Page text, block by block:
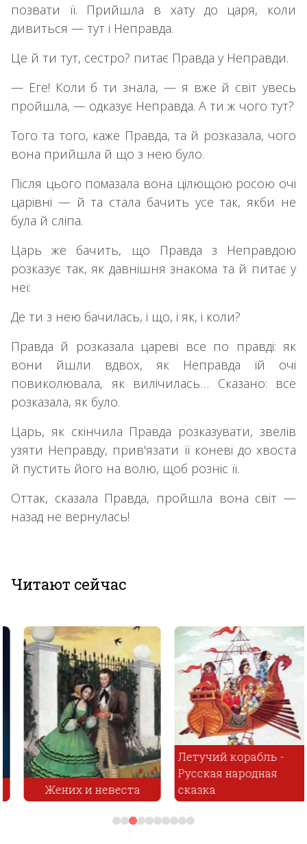
позвати її. Прийшла в хату до царя, коли
дивиться — тут і Неправда.
Це й ти тут, сестро? питає Правда у Неправди.
— Еге! Коли б ти знала, — я вже й світ увесь
пройшла, — одказує Неправда. А ти ж чого тут?
Того та того, каже Правда, та й розказала, чого
вона прийшла й що з нею було.
Після цього помазала вона цілющою росою очі
царівні — й та стала бачить усе так, якби не
була й сліпа.
Царь же бачить, що Правда з Неправдою
розказує так, як давнішня знакома та й питає у
неї:
Де ти з нею бачилась, і що, і як, і коли?
Правда й розказала цареві все по правді: як
вони йшли вдвох, як Неправда їй очі
повиколювала, як вилічилась… Сказано: все
розказала, як було.
Царь, як скінчила Правда розказувати, звелів
узяти Неправду, прив'язати її коневі до хвоста
й пустить його на волю, щоб розніс її.
Оттак, сказала Правда, пройшла вона світ —
назад не вернулась!
Читают сейчас
Жених и невеста
Летучий корабль -
Русская народная
сказка